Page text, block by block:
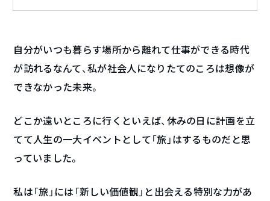
自分がいつも暮らす場所から離れて仕事ができる時代
が訪れるなんて、私が社会人になりたてのころは想像が
できなかった未来。
どこか遠いところに行くといえば、休みの日に計画を立
てて人生の一大イベントとして「旅」はするものだと思
っていました。
私は「旅」には「新しい価値観」と出会える特別な力があ